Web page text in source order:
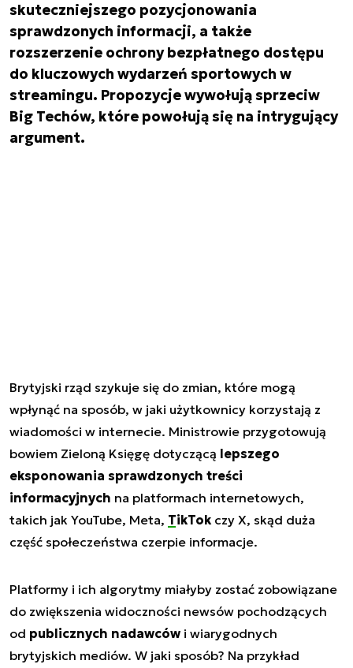
skuteczniejszego pozycjonowania
sprawdzonych informacji, a także
rozszerzenie ochrony bezpłatnego dostępu
do kluczowych wydarzeń sportowych w
streamingu. Propozycje wywołują sprzeciw
Big Techów, które powołują się na intrygujący
argument.
Brytyjski rząd szykuje się do zmian, które mogą
wpłynąć na sposób, w jaki użytkownicy korzystają z
wiadomości w internecie. Ministrowie przygotowują
bowiem Zieloną Księgę dotyczącą lepszego
eksponowania sprawdzonych treści
informacyjnych na platformach internetowych,
takich jak YouTube, Meta, TikTok czy X, skąd duża
część społeczeństwa czerpie informacje.
Platformy i ich algorytmy miałyby zostać zobowiązane
do zwiększenia widoczności newsów pochodzących
od publicznych nadawców i wiarygodnych
brytyjskich mediów. W jaki sposób? Na przykład